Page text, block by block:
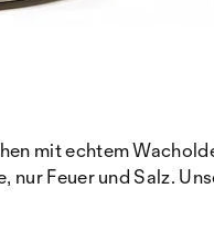
mit echtem
Feuer und Salz.